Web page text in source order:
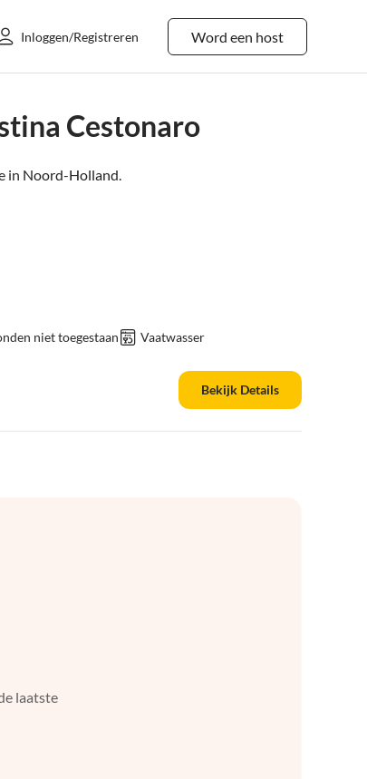
Word een host
Inloggen/Registreren
Cestonaro
in Noord-Holland.
niet toegestaan Vaatwasser
Bekijk Details
laatste